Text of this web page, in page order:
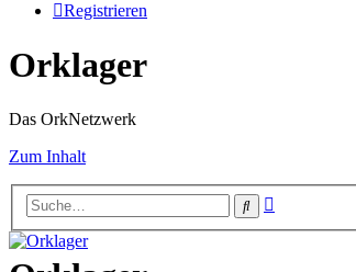
Registrieren
Orklager
Das OrkNetzwerk
Zum Inhalt
Suche